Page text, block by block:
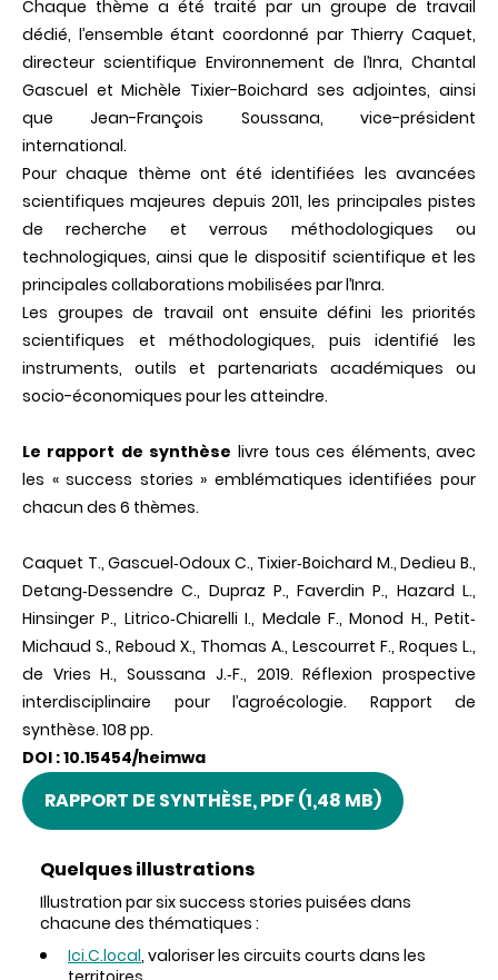
Chaque thème a été traité par un groupe de travail
dédié, l’ensemble étant coordonné par Thierry Caquet,
directeur scientifique Environnement de l’Inra, Chantal
Gascuel et Michèle Tixier-Boichard ses adjointes, ainsi
que Jean-François Soussana, vice-président
international.
Pour chaque thème ont été identifiées les avancées
scientifiques majeures depuis 2011, les principales pistes
de recherche et verrous méthodologiques ou
technologiques, ainsi que le dispositif scientifique et les
principales collaborations mobilisées par l’Inra.
Les groupes de travail ont ensuite défini les priorités
scientifiques et méthodologiques, puis identifié les
instruments, outils et partenariats académiques ou
socio-économiques pour les atteindre.
Le rapport de synthèse livre tous ces éléments, avec
les « success stories » emblématiques identifiées pour
chacun des 6 thèmes.
Caquet T., Gascuel‐Odoux C., Tixier‐Boichard M., Dedieu B.,
Detang‐Dessendre C., Dupraz P., Faverdin P., Hazard L.,
Hinsinger P., Litrico‐Chiarelli I., Medale F., Monod H., Petit‐
Michaud S., Reboud X., Thomas A., Lescourret F., Roques L.,
de Vries H., Soussana J.‐F., 2019. Réflexion prospective
interdisciplinaire pour l’agroécologie. Rapport de
synthèse. 108 pp.
DOI : 10.15454/heimwa
RAPPORT DE SYNTHÈSE, PDF (1,48 MB)
Quelques illustrations
Illustration par six success stories puisées dans
chacune des thématiques :
Ici.C.local, valoriser les circuits courts dans les